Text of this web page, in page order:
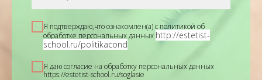
Я подтверждаю,что ознакомлен(а) с политикой об
обработке персональных данных http://estetist-
school.ru/politikacond
Я даю согласие на обработку персональных данных
https://estetist-school.ru/soglasie